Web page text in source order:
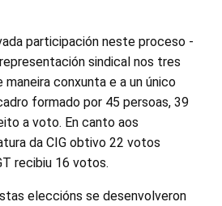
participación neste proceso -
sindical nos tres
maneira conxunta e a un único
formado por 45 persoas, 39
a voto. En canto aos
da CIG obtivo 22 votos
recibiu 16 votos.
eleccións se desenvolveron